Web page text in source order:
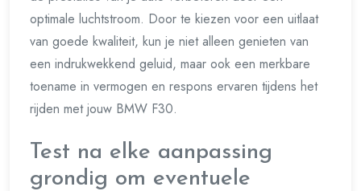
optimale luchtstroom. Door te kiezen voor een uitlaat
van goede kwaliteit, kun je niet alleen genieten van
een indrukwekkend geluid, maar ook een merkbare
toename in vermogen en respons ervaren tijdens het
rijden met jouw BMW F30.
Test na elke aanpassing
grondig om eventuele